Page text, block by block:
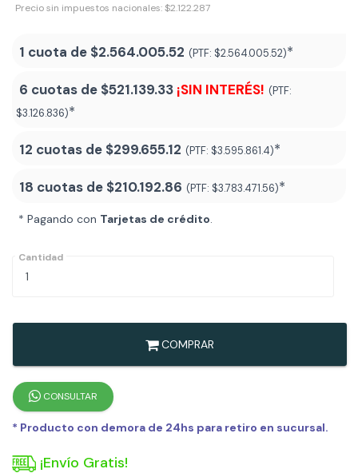
Precio sin impuestos nacionales: $2.122.287
1 cuota de $2.564.005.52 (PTF: $2.564.005.52)*
6 cuotas de $521.139.33 ¡SIN INTERÉS! (PTF:
$3.126.836)*
12 cuotas de $299.655.12 (PTF: $3.595.861.4)*
18 cuotas de $210.192.86 (PTF: $3.783.471.56)*
* Pagando con Tarjetas de crédito.
Cantidad
COMPRAR
CONSULTAR
* Producto con demora de 24hs para retiro en sucursal.
¡Envío Gratis!